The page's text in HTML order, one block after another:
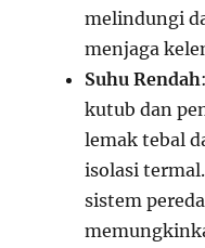
melindungi
menjaga
Suhu Rendah
kutub dan
lemak tebal
isolasi
sistem